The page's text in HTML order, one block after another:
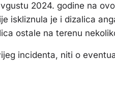
2024. godine na
iskliznula je i dizalica
ostale na terenu
incidenta, niti o